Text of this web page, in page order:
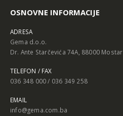
OSNOVNE INFORMACIJE
ADRESA
Gema d.o.o.
Dr. Ante Starčevića 74A, 88000 Mostar
TELEFON / FAX
036 348 000 / 036 349 258
EMAIL
info@gema.com.ba